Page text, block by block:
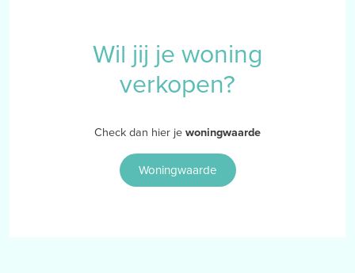
Wil jij je woning
verkopen?
Check dan hier jewoningwaarde
Woningwaarde